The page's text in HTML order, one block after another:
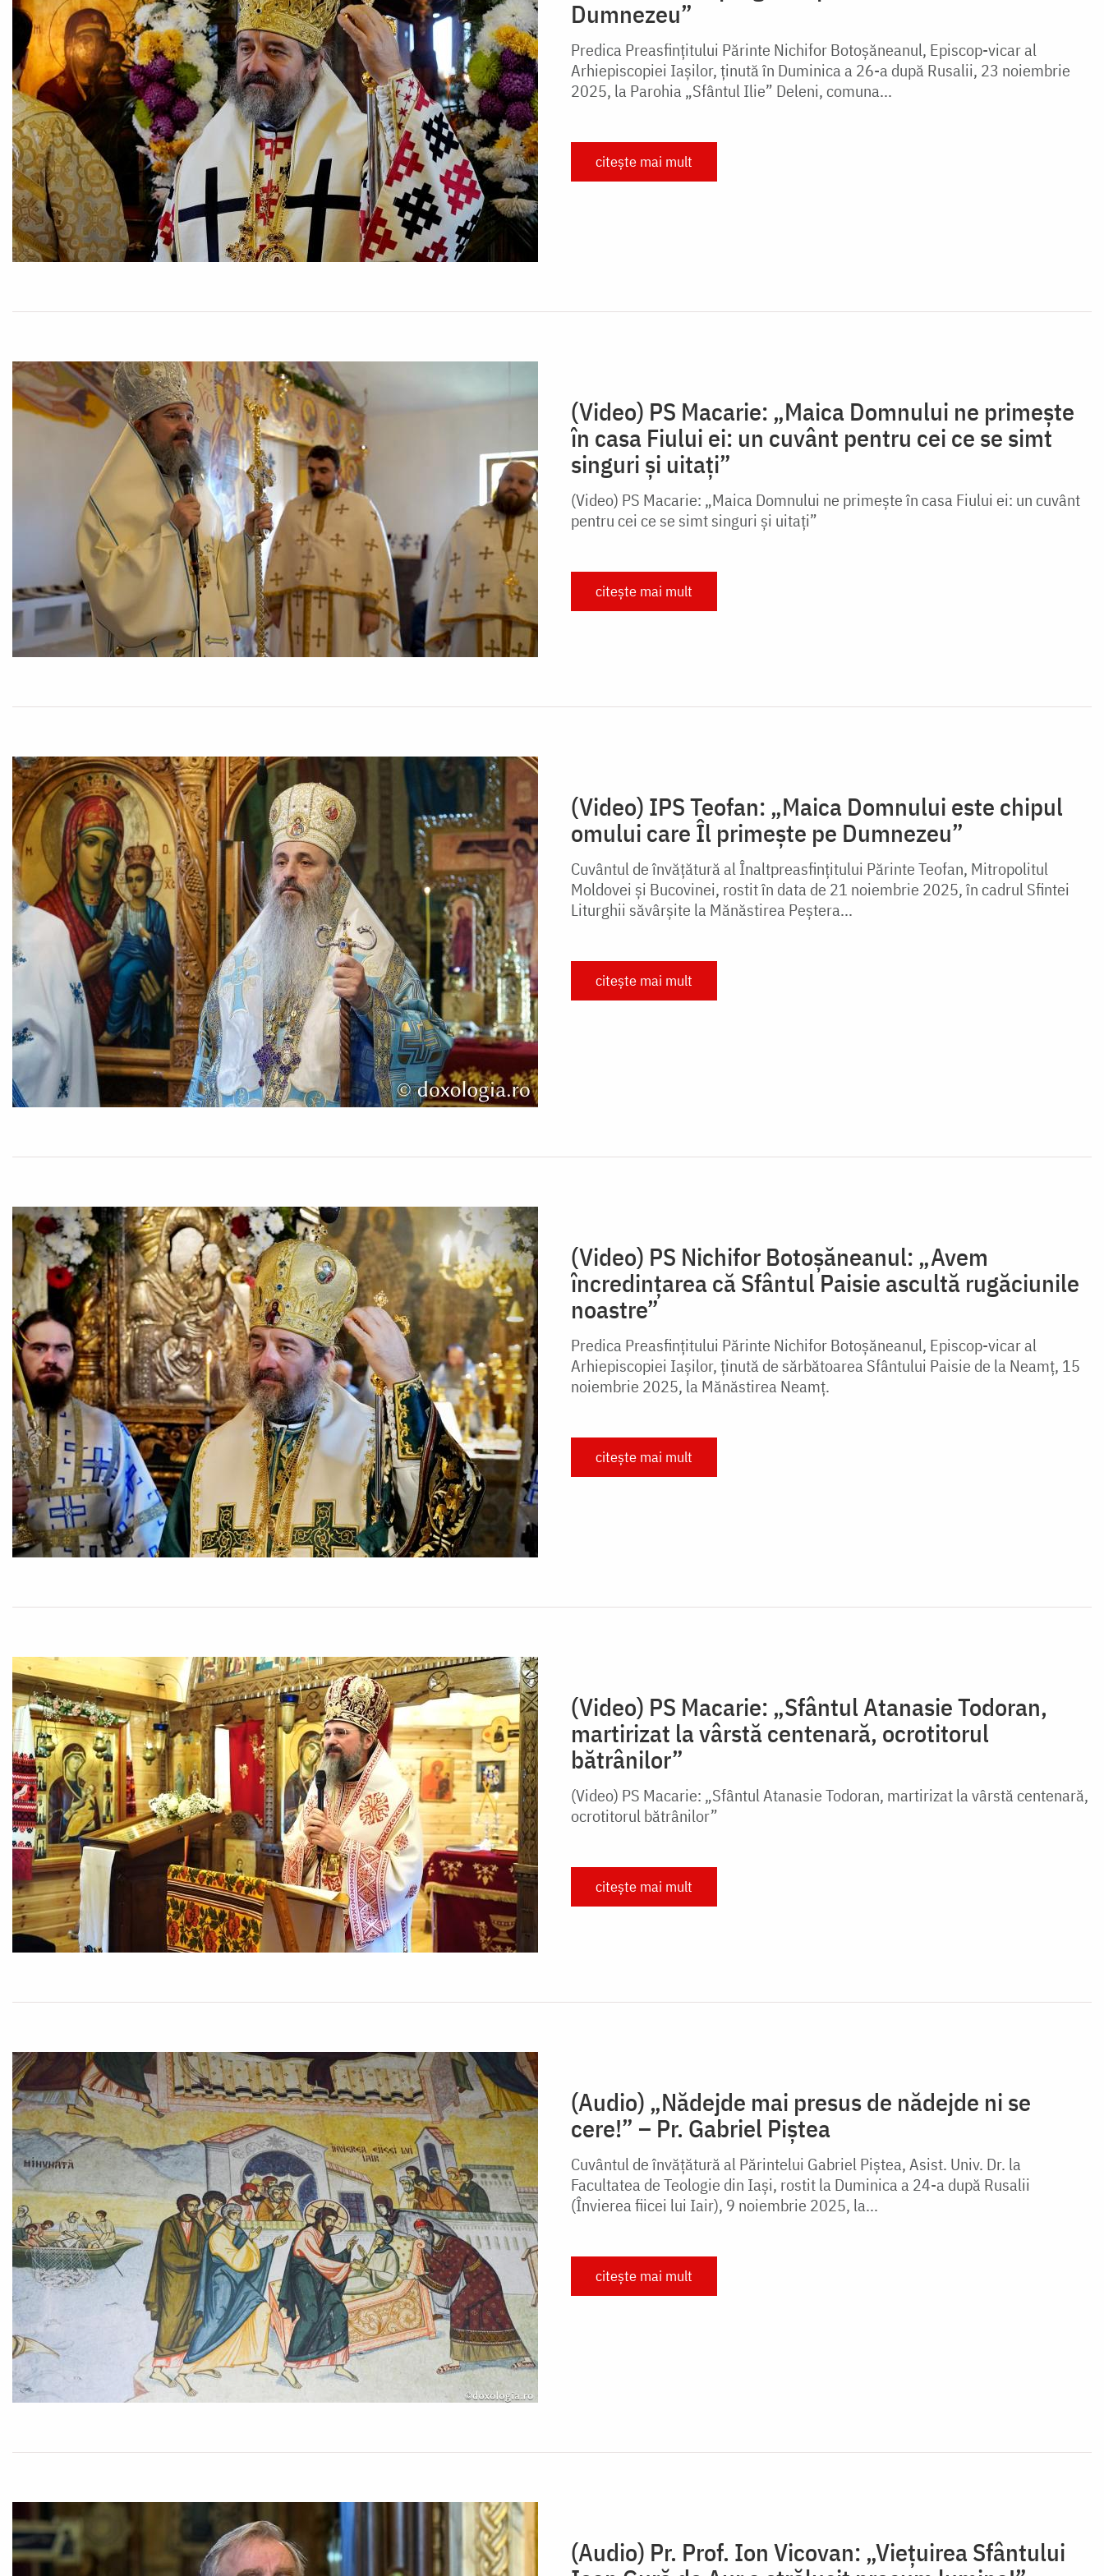
Dumnezeu”
Predica Preasfințitului Părinte Nichifor Botoșăneanul, Episcop-vicar al
Arhiepiscopiei Iașilor, ținută în Duminica a 26-a după Rusalii, 23 noiembrie
2025, la Parohia „Sfântul Ilie” Deleni, comuna...
citește mai mult
(Video) PS Macarie: „Maica Domnului ne primește
în casa Fiului ei: un cuvânt pentru cei ce se simt
singuri și uitați”
(Video) PS Macarie: „Maica Domnului ne primește în casa Fiului ei: un cuvânt
pentru cei ce se simt singuri și uitați”
citește mai mult
(Video) IPS Teofan: „Maica Domnului este chipul
omului care Îl primește pe Dumnezeu”
Cuvântul de învățătură al Înaltpreasfințitului Părinte Teofan, Mitropolitul
Moldovei și Bucovinei, rostit în data de 21 noiembrie 2025, în cadrul Sfintei
Liturghii săvârșite la Mănăstirea Peștera...
citește mai mult
(Video) PS Nichifor Botoșăneanul: „Avem
încredințarea că Sfântul Paisie ascultă rugăciunile
noastre”
Predica Preasfințitului Părinte Nichifor Botoșăneanul, Episcop-vicar al
Arhiepiscopiei Iașilor, ținută de sărbătoarea Sfântului Paisie de la Neamț, 15
noiembrie 2025, la Mănăstirea Neamț.
citește mai mult
(Video) PS Macarie: „Sfântul Atanasie Todoran,
martirizat la vârstă centenară, ocrotitorul
bătrânilor”
(Video) PS Macarie: „Sfântul Atanasie Todoran, martirizat la vârstă centenară,
ocrotitorul bătrânilor”
citește mai mult
(Audio) „Nădejde mai presus de nădejde ni se
cere!” – Pr. Gabriel Piștea
Cuvântul de învățătură al Părintelui Gabriel Piștea, Asist. Univ. Dr. la
Facultatea de Teologie din Iași, rostit la Duminica a 24-a după Rusalii
(Învierea fiicei lui Iair), 9 noiembrie 2025, la...
citește mai mult
(Audio) Pr. Prof. Ion Vicovan: „Viețuirea Sfântului